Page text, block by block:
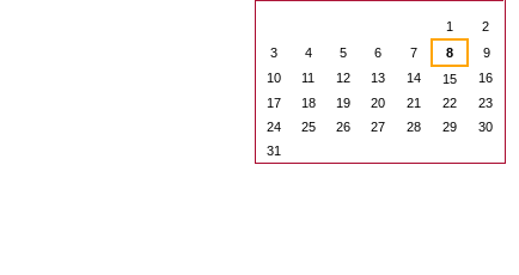
1
2
3
4 5 6 7 8
9
10
11 12 13 14 15
16
17
18 19 20 21 22
23
24
25 26 27 28 29
30
31